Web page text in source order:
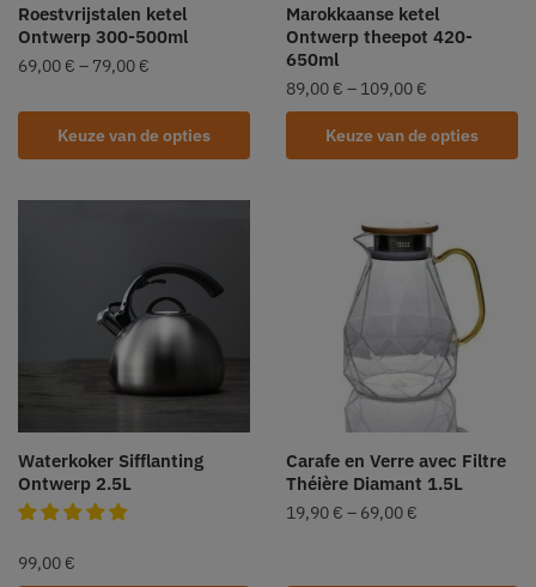
Roestvrijstalen ketel
Ontwerp 300-500ml
69,00 € – 79,00 €
Keuze van de opties
Marokkaanse ketel
Ontwerp theepot 420-
650ml
89,00 € – 109,00 €
Keuze van de opties
Waterkoker Sifflanting
Ontwerp 2.5L
99,00 €
Carafe en Verre avec Filtre
Théière Diamant 1.5L
19,90 € – 69,00 €